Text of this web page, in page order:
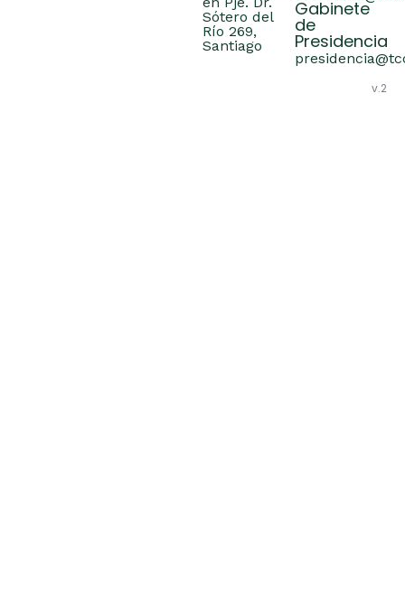
Sótero del
Río 269,
Santiago
Gabinete
de
Presidencia
v.2